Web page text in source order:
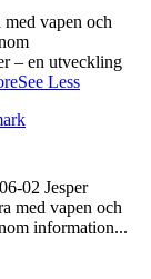
vapen och
– en utveckling
See Less
02 Jesper
med vapen och
information...